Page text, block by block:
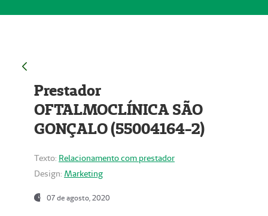
Prestador
OFTALMOCLÍNICA SÃO
GONÇALO (55004164-2)
Texto: Relacionamento com prestador
Design: Marketing
07 de agosto, 2020